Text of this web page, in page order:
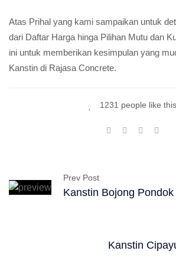
Atas Prihal yang kami sampaikan untuk
dari Daftar Harga hinga Pilihan Mutu dan
ini untuk memberikan kesimpulan yang
Kanstin di Rajasa Concrete.
1231 people like this
Prev Post
Kanstin Bojong Pondok
Kanstin